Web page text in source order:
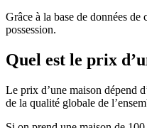
Grâce à la base de données
possession.
Quel est le prix
Le prix d’une maison dépend
de la qualité globale de